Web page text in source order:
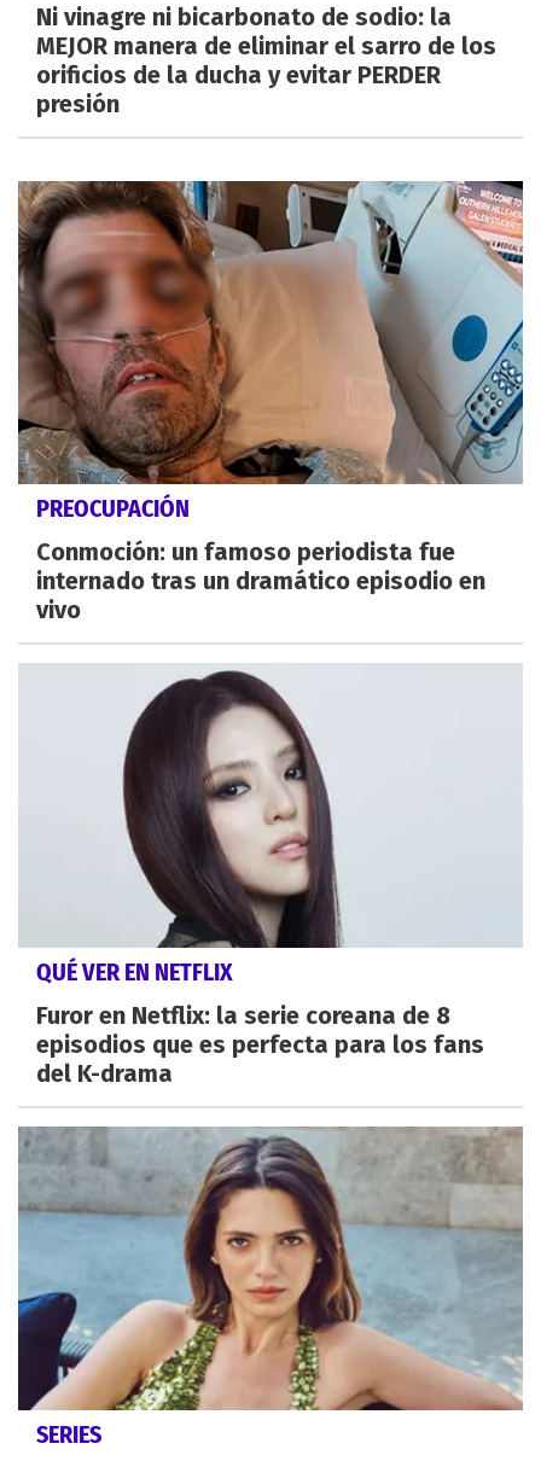
Ni vinagre ni bicarbonato de sodio: la
MEJOR manera de eliminar el sarro de los
orificios de la ducha y evitar PERDER
presión
PREOCUPACIÓN
Conmoción: un famoso periodista fue
internado tras un dramático episodio en
vivo
QUÉ VER EN NETFLIX
Furor en Netflix: la serie coreana de 8
episodios que es perfecta para los fans
del K-drama
SERIES